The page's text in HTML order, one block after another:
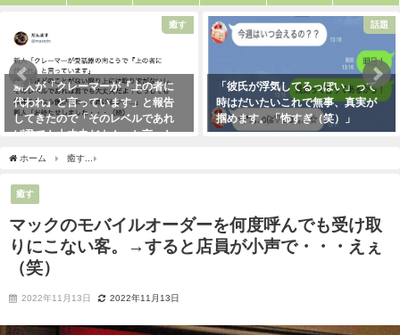
癒す
新人が「クレーマーが『上の者に
代われ』と言っています」と報告
してきたので「そのレベルであれ
ば君でも大丈夫だよ！」と言った
2021年5月10日
話題
「彼氏が浮気してるっぽい」って
時はだいたいこれで無事、真実が
掴めます。「怖すぎ（笑）」
ホーム 癒す
癒す
マックのモバイルオーダーを何度呼んでも受け取
りにこない客。→すると店員が小声で・・・えぇ
（笑）
2022年11月13日 2022年11月13日